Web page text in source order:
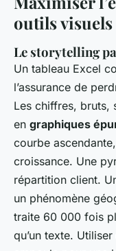
outils
Le storytelling
Un tableau Excel
l’assurance de
Les chiffres, bruts,
en graphiques
courbe
croissance. Une
répartition client.
un phénomène
traite 60 000 fois
qu’un texte. Utiliser